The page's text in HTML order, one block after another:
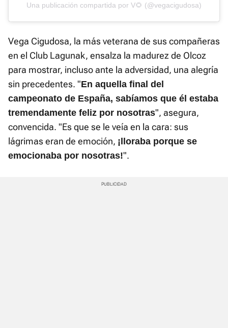
Una publicación compartida por V🌻 (@vegacigudosa)
Vega Cigudosa, la más veterana de sus compañeras
en el Club Lagunak, ensalza la madurez de Olcoz
para mostrar, incluso ante la adversidad, una alegría
sin precedentes. "En aquella final del
campeonato de España, sabíamos que él estaba
tremendamente feliz por nosotras", asegura,
convencida. "Es que se le veía en la cara: sus
lágrimas eran de emoción, ¡lloraba porque se
emocionaba por nosotras!".